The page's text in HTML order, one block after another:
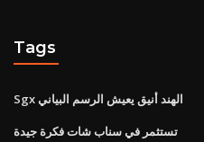
Tags
Sgx الهند أنيق يعيش الرسم البياني
تستثمر في سناب شات فكرة جيدة